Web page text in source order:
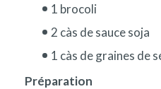
1 brocoli
2 càs de sauce soja
1 càs de graines de
Préparation